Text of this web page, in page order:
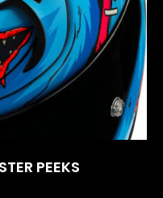
PEEKS